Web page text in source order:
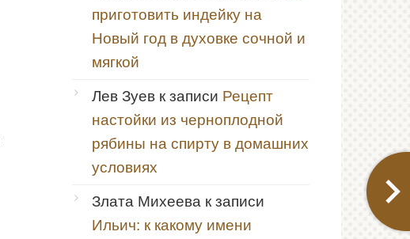
приготовить индейку на
Новый год в духовке сочной и
мягкой
Лев Зуев к записи Рецепт
настойки из черноплодной
рябины на спирту в домашних
условиях
Злата Михеева к записи
Ильич: к какому имени